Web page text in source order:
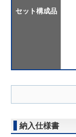
セット構成品
納入仕様書